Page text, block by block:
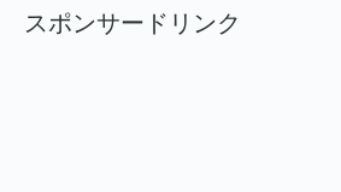
スポンサードリンク